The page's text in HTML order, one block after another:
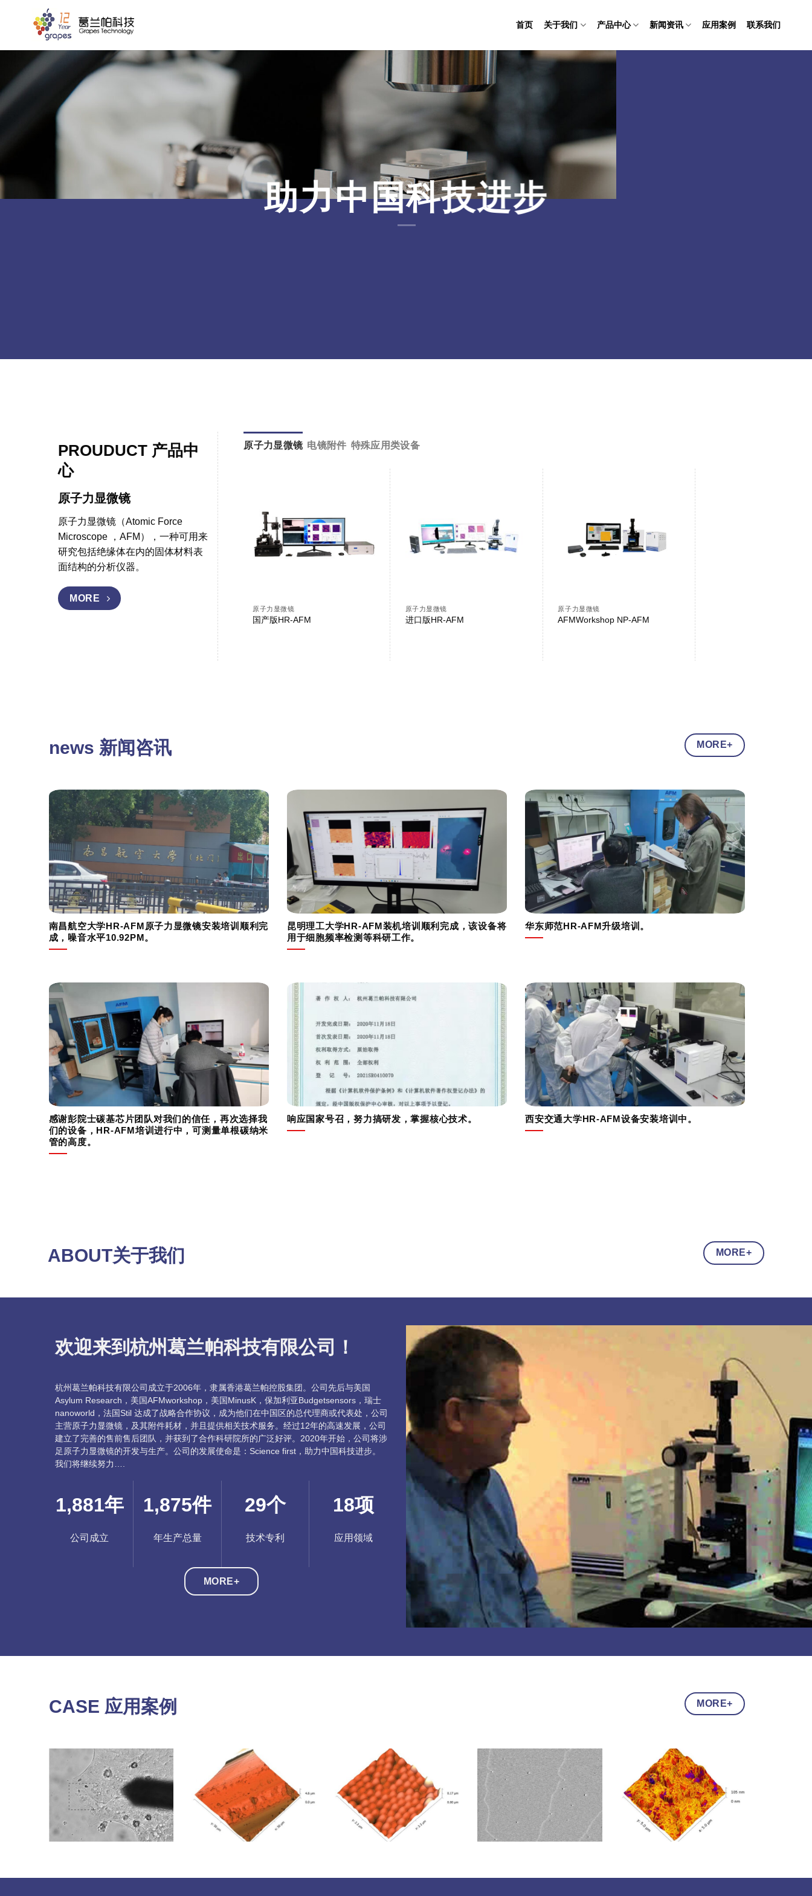
容
首页 关于我们 产品中心 新闻资讯 应用案例 联系我们
助力中国科技进步
PROUDUCT 产品中
心
原子力显微镜
原子力显微镜（Atomic Force
Microscope ，AFM），一种可用来
研究包括绝缘体在内的固体材料表
面结构的分析仪器。
MORE
原子力显微镜 电镜附件 特殊应用类设备
原子力显微镜
国产版HR-AFM
原子力显微镜
进口版HR-AFM
原子力显微镜
AFMWorkshop NP-AFM
news 新闻咨讯 MORE+
南昌航空大学HR-AFM原子力显微镜安装培训顺利完
成，噪音水平10.92PM。
昆明理工大学HR-AFM装机培训顺利完成，该设备将
用于细胞频率检测等科研工作。
华东师范HR-AFM升级培训。
感谢彭院士碳基芯片团队对我们的信任，再次选择我
们的设备，HR-AFM培训进行中，可测量单根碳纳米
管的高度。
响应国家号召，努力搞研发，掌握核心技术。 西安交通大学HR-AFM设备安装培训中。
ABOUT关于我们 MORE+
欢迎来到杭州葛兰帕科技有限公司！
杭州葛兰帕科技有限公司成立于2006年，隶属香港葛兰帕控股集团。公司先后与美国
Asylum Research，美国AFMworkshop，美国MinusK，保加利亚Budgetsensors，瑞士
nanoworld，法国Stil 达成了战略合作协议，成为他们在中国区的总代理商或代表处，公司
主营原子力显微镜，及其附件耗材，并且提供相关技术服务。经过12年的高速发展，公司
建立了完善的售前售后团队，并获到了合作科研院所的广泛好评。2020年开始，公司将涉
足原子力显微镜的开发与生产。公司的发展使命是：Science first，助力中国科技进步。
我们将继续努力….
2,004年
公司成立
1,998件
年生产总量
30个
技术专利
18项
应用领域
MORE+
CASE 应用案例 MORE+